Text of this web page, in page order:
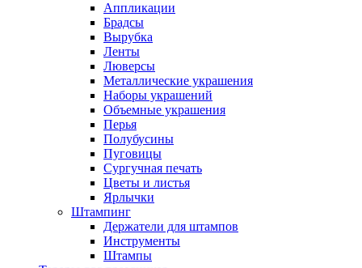
Аппликации
Брадсы
Вырубка
Ленты
Люверсы
Металлические украшения
Наборы украшений
Объемные украшения
Перья
Полубусины
Пуговицы
Сургучная печать
Цветы и листья
Ярлычки
Штампинг
Держатели для штампов
Инструменты
Штампы